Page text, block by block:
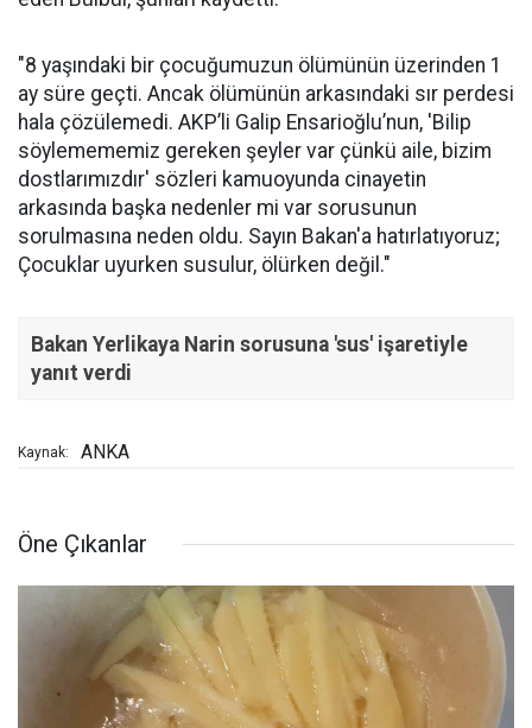
"8 yaşındaki bir çocuğumuzun ölümünün üzerinden 1
ay süre geçti. Ancak ölümünün arkasındaki sır perdesi
hala çözülemedi. AKP’li Galip Ensarioğlu’nun, 'Bilip
söylemememiz gereken şeyler var çünkü aile, bizim
dostlarımızdır' sözleri kamuoyunda cinayetin
arkasında başka nedenler mi var sorusunun
sorulmasına neden oldu. Sayın Bakan'a hatırlatıyoruz;
Çocuklar uyurken susulur, ölürken değil."
Bakan Yerlikaya Narin sorusuna 'sus' işaretiyle
yanıt verdi
Kaynak: ANKA
Öne Çıkanlar